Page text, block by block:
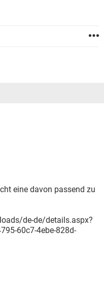
eine davon passend zu
de-de/details.aspx?
60c7-4ebe-828d-